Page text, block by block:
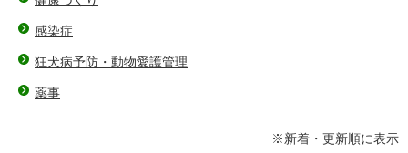
感染症
狂犬病予防・動物愛護管理
薬事
※新着・更新順に表示